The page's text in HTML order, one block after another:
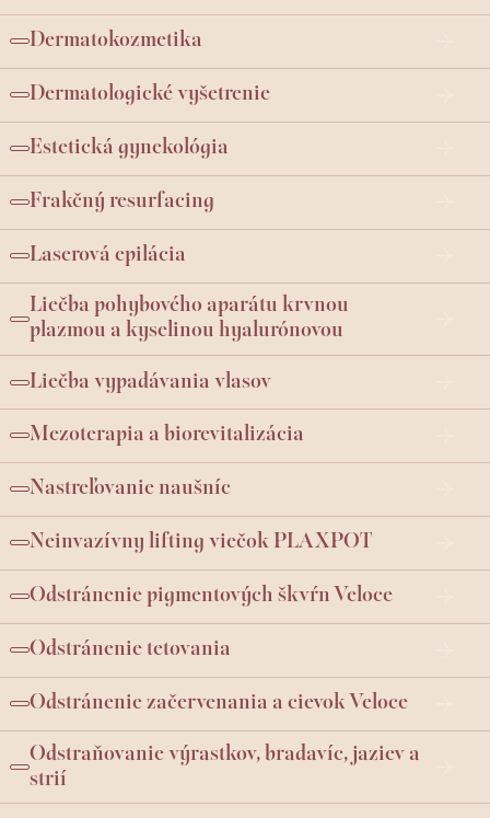
Dermatokozmetika
Dermatologické vyšetrenie
Estetická gynekológia
Frakčný resurfacing
Laserová epilácia
Liečba pohybového aparátu krvnou
plazmou a kyselinou hyalurónovou
Liečba vypadávania vlasov
Mezoterapia a biorevitalizácia
Nastreľovanie naušníc
Neinvazívny lifting viečok PLAXPOT
Odstránenie pigmentových škvŕn Veloce
Odstránenie tetovania
Odstránenie začervenania a cievok Veloce
Odstraňovanie výrastkov, bradavíc, jaziev a
strií